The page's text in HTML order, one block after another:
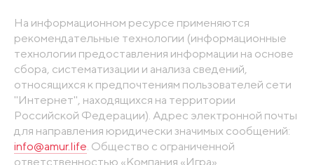
На информационном ресурсе применяются
рекомендательные технологии (информационные
технологии предоставления информации на основе
сбора, систематизации и анализа сведений,
относящихся к предпочтениям пользователей сети
"Интернет", находящихся на территории
Российской Федерации). Адрес электронной почты
для направления юридически значимых сообщений:
info@amur.life. Общество с ограниченной
ответственностью «Компания «Игра».